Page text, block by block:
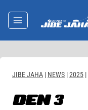
obsah
JIBE JAHA | NEWS |2025 |
DEN 3